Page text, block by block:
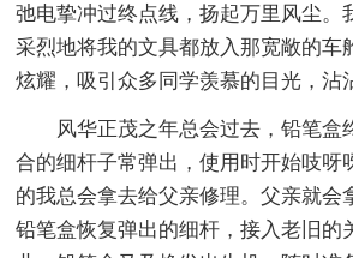
弛电挚冲过终点线，扬起万里风尘。
采烈地将我的文具都放入那宽敞的车
炫耀，吸引众多同学羡慕的目光，沾
风华正茂之年总会过去，铅笔盒
合的细杆子常弹出，使用时开始吱呀
的我总会拿去给父亲修理。父亲就会
铅笔盒恢复弹出的细杆，接入老旧的